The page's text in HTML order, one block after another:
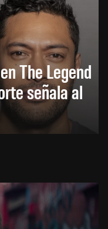
The Legend
señala al